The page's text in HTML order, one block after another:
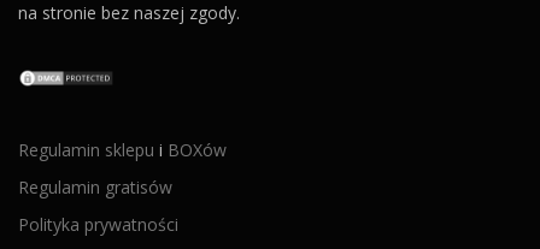
na stronie bez naszej zgody.
Regulamin sklepu i BOXów
Regulamin gratisów
Polityka prywatności